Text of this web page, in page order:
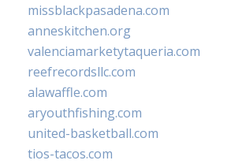
missblackpasadena.com
anneskitchen.org
valenciamarketytaqueria.com
reefrecordsllc.com
alawaffle.com
aryouthfishing.com
united-basketball.com
tios-tacos.com